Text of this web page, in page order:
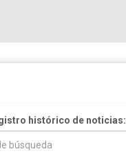
histórico de noticias: